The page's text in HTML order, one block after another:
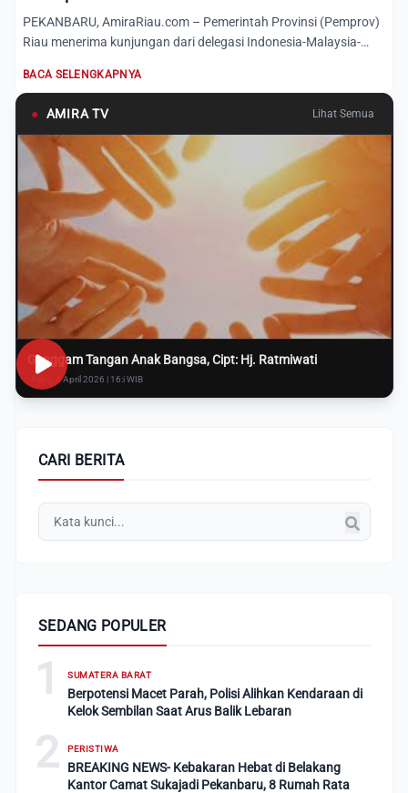
PEKANBARU, AmiraRiau.com – Pemerintah Provinsi (Pemprov)
Riau menerima kunjungan dari delegasi Indonesia-Malaysia-
BACA SELENGKAPNYA
● AMIRA TV Lihat Semua
Genggam Tangan Anak Bangsa, Cipt: Hj. Ratmiwati
Rabu, 8 April 2026 | 16:i WIB
CARI BERITA
SEDANG POPULER
1 SUMATERA BARAT
Berpotensi Macet Parah, Polisi Alihkan Kendaraan di
Kelok Sembilan Saat Arus Balik Lebaran
2 PERISTIWA
BREAKING NEWS- Kebakaran Hebat di Belakang
Kantor Camat Sukajadi Pekanbaru, 8 Rumah Rata